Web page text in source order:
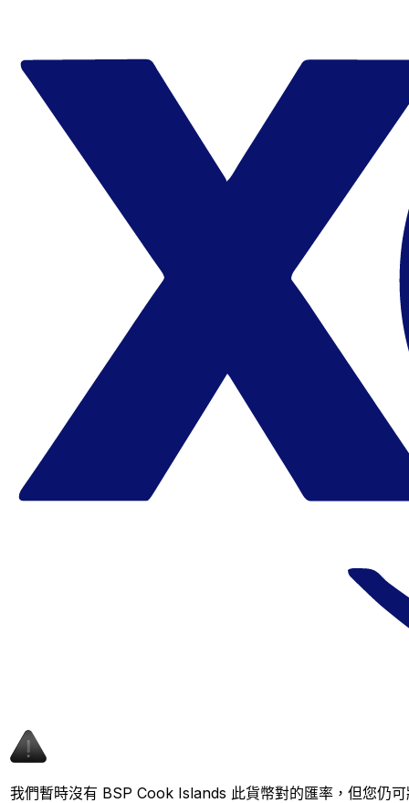
我們暫時沒有 BSP Cook Islands 此貨幣對的匯率，但您仍